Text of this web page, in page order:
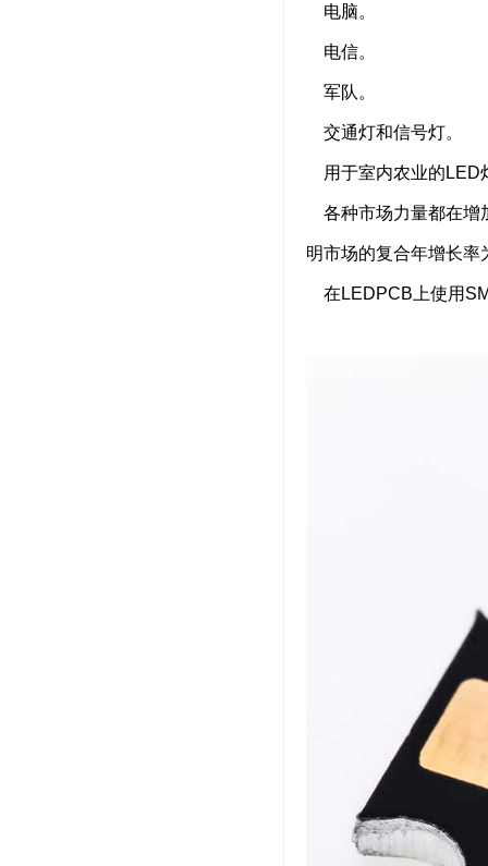
电脑。
电信。
军队。
交通灯和信号灯。
用于室内农业的LED
各种市场力量都在增
明市场的复合年增长
在LEDPCB上使用